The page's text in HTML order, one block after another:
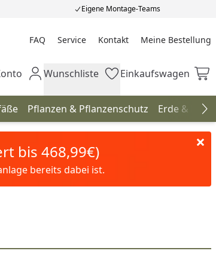
Eigene Montage-Teams
FAQ Service Kontakt Meine Bestellung
Meine Bestellung
KontoWunschliste
Wunschliste Einkaufswagen
Einkaufswagen
Pflanzen & Pflanzenschutz Erde &
bis 468,99€)
bereits dabei ist.